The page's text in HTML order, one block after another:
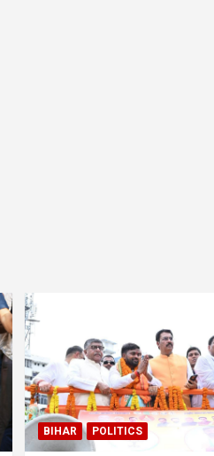
BIHAR POLITICS